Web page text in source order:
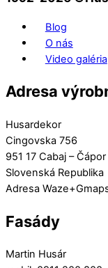
Blog
O nás
Video galéria
Adresa
Husardekor
Cingovska 756
951 17 Cabaj – Čápor
Slovenská Republika
Adresa
Fasády
Martin Husár